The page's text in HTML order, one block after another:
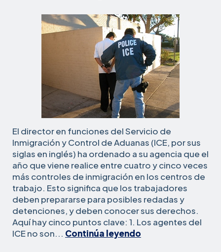
El director en funciones del Servicio de
Inmigración y Control de Aduanas (ICE, por sus
siglas en inglés) ha ordenado a su agencia que el
año que viene realice entre cuatro y cinco veces
más controles de inmigración en los centros de
trabajo. Esto significa que los trabajadores
deben prepararse para posibles redadas y
detenciones, y deben conocer sus derechos.
Aquí hay cinco puntos clave: 1. Los agentes del
ICE no son... Continúa leyendo